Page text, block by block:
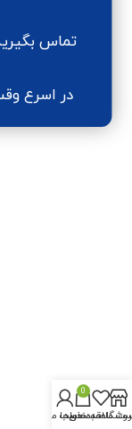
تماس
در اسرع
علاقه‌مندی‌ها
0
سبد خرید
حساب من